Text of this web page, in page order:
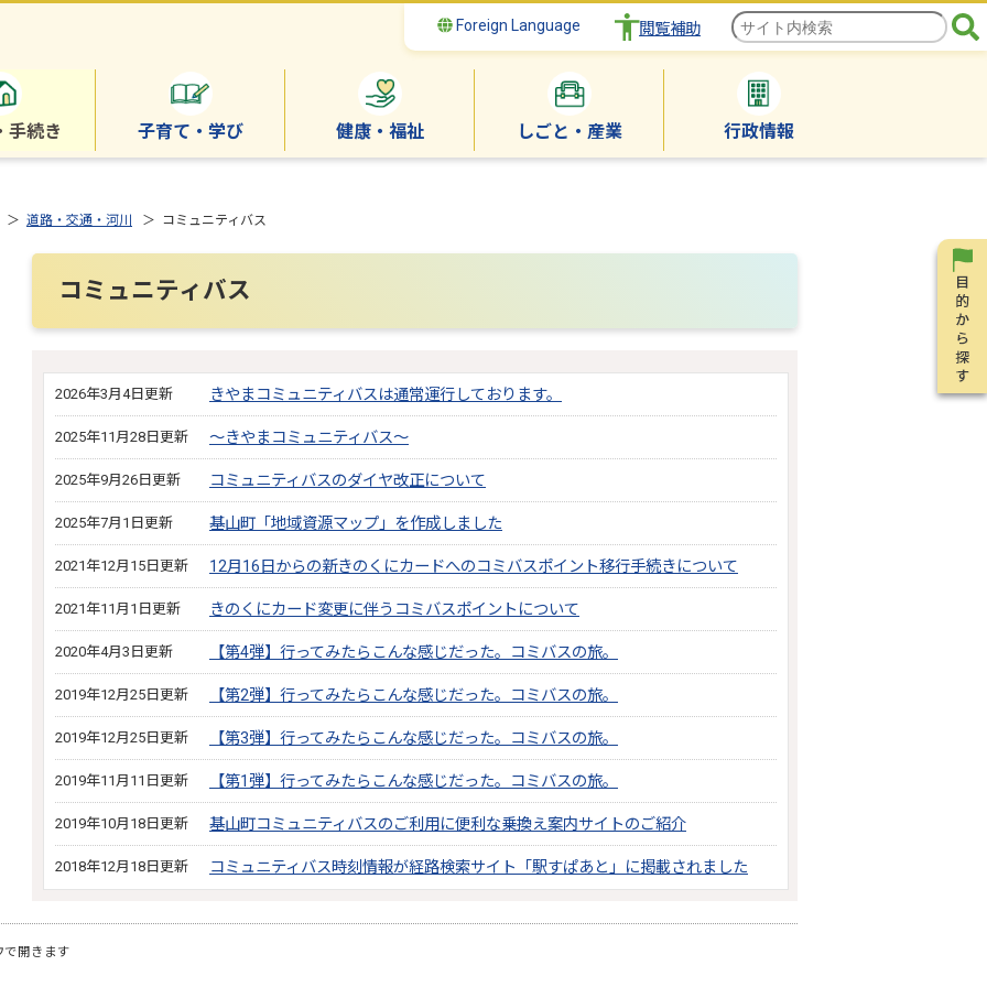
Foreign Language 閲覧補助
手続き 子育て・学び 健康・福祉 しごと・産業 行政情報
＞ 道路・交通・河川 ＞ コミュニティバス
コミュニティバス
2026年3月4日更新 きやまコミュニティバスは通常運行しております。
2025年11月28日更新 ～きやまコミュニティバス～
2025年9月26日更新 コミュニティバスのダイヤ改正について
2025年7月1日更新 基山町「地域資源マップ」を作成しました
2021年12月15日更新 12月16日からの新きのくにカードへのコミバスポイント移行手続きについて
2021年11月1日更新 きのくにカード変更に伴うコミバスポイントについて
2020年4月3日更新 【第4弾】行ってみたらこんな感じだった。コミバスの旅。
2019年12月25日更新 【第2弾】行ってみたらこんな感じだった。コミバスの旅。
2019年12月25日更新 【第3弾】行ってみたらこんな感じだった。コミバスの旅。
2019年11月11日更新 【第1弾】行ってみたらこんな感じだった。コミバスの旅。
2019年10月18日更新 基山町コミュニティバスのご利用に便利な乗換え案内サイトのご紹介
2018年12月18日更新 コミュニティバス時刻情報が経路検索サイト「駅すぱあと」に掲載されました
で開きます